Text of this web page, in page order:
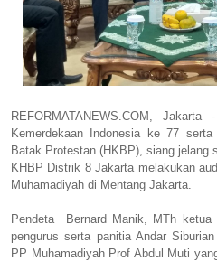
REFORMATANEWS.COM,
Kemerdekaan Indonesia ke 77
Batak Protestan (HKBP), siang jelang
KHBP Distrik 8 Jakarta melakukan
Muhamadiyah di Mentang Jakarta.
Pendeta Bernard Manik, MTh
pengurus serta panitia Andar
PP Muhamadiyah Prof Abdul Muti